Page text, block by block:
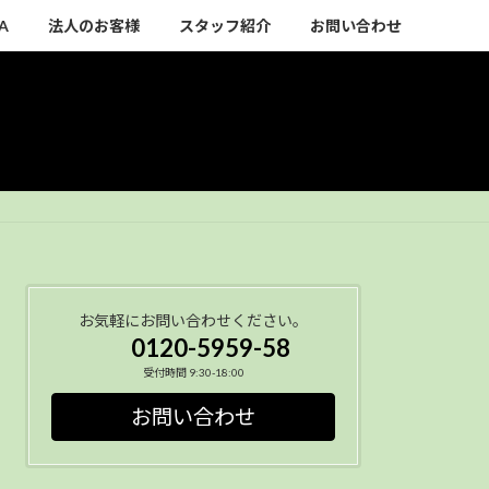
法人のお客様 スタッフ紹介 お問い合わせ
お気軽にお問い合わせください。
0120-5959-58
受付時間 9:30-18:00
お問い合わせ